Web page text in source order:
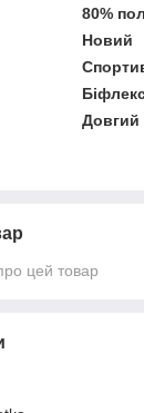
80%
Новий
Довгий
цей товар